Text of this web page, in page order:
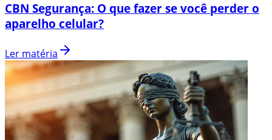
CBN Segurança: O que fazer se você perder o
aparelho celular?
Ler matéria